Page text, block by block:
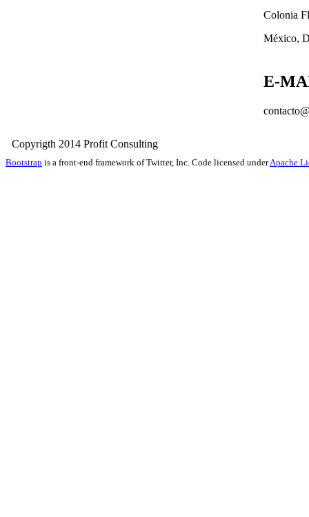
Colonia
México,
E-
Copyrigth 2014 Profit
Bootstrap is a front-end framework of Twitter, Inc. Code licensed underApache